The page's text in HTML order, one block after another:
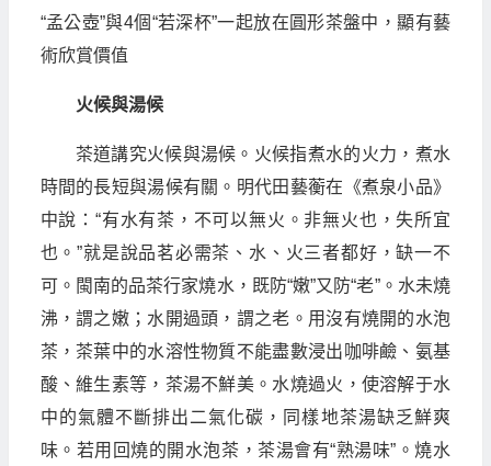
“孟公壺”與4個“若深杯”一起放在圓形茶盤中，顯有藝
術欣賞價值
火候與湯候
茶道講究火候與湯候。火候指煮水的火力，煮水
時間的長短與湯候有關。明代田藝蘅在《煮泉小品》
中說：“有水有茶，不可以無火。非無火也，失所宜
也。”就是說品茗必需茶、水、火三者都好，缺一不
可。閩南的品茶行家燒水，既防“嫩”又防“老”。水未燒
沸，謂之嫩；水開過頭，謂之老。用沒有燒開的水泡
茶，茶葉中的水溶性物質不能盡數浸出咖啡鹼、氨基
酸、維生素等，茶湯不鮮美。水燒過火，使溶解于水
中的氣體不斷排出二氣化碳，同樣地茶湯缺乏鮮爽
味。若用回燒的開水泡茶，茶湯會有“熟湯味”。燒水